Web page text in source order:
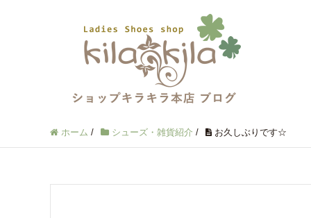
ホーム / シューズ・雑貨紹介 / お久しぶりです☆